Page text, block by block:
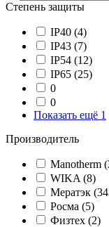
Степень защиты
IP40 (4)
IP43 (7)
IP54 (12)
IP65 (25)
0
0
Показать ещё 1
Производитель
Manotherm
WIKA (8)
Мератэк
Росма (5)
Физтех (2)